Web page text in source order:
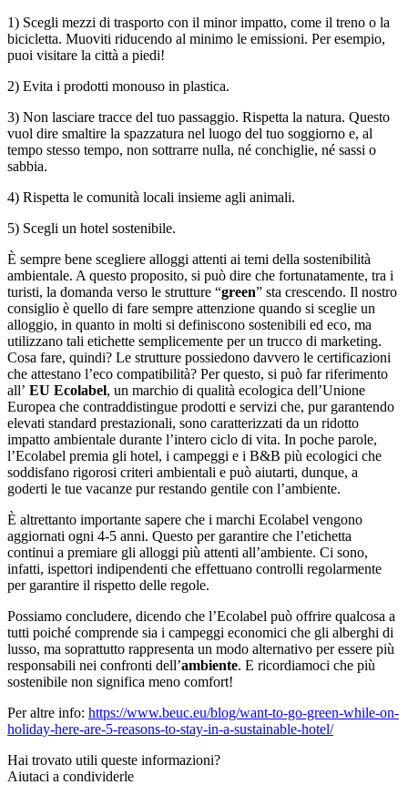
1) Scegli mezzi di trasporto con il minor impatto, come il treno o la
bicicletta. Muoviti riducendo al minimo le emissioni. Per esempio,
puoi visitare la città a piedi!
2) Evita i prodotti monouso in plastica.
3) Non lasciare tracce del tuo passaggio. Rispetta la natura. Questo
vuol dire smaltire la spazzatura nel luogo del tuo soggiorno e, al
tempo stesso tempo, non sottrarre nulla, né conchiglie, né sassi o
sabbia.
4) Rispetta le comunità locali insieme agli animali.
5) Scegli un hotel sostenibile.
È sempre bene scegliere alloggi attenti ai temi della sostenibilità
ambientale. A questo proposito, si può dire che fortunatamente, tra i
turisti, la domanda verso le strutture “green” sta crescendo. Il nostro
consiglio è quello di fare sempre attenzione quando si sceglie un
alloggio, in quanto in molti si definiscono sostenibili ed eco, ma
utilizzano tali etichette semplicemente per un trucco di marketing.
Cosa fare, quindi? Le strutture possiedono davvero le certificazioni
che attestano l’eco compatibilità? Per questo, si può far riferimento
all’ EU Ecolabel, un marchio di qualità ecologica dell’Unione
Europea che contraddistingue prodotti e servizi che, pur garantendo
elevati standard prestazionali, sono caratterizzati da un ridotto
impatto ambientale durante l’intero ciclo di vita. In poche parole,
l’Ecolabel premia gli hotel, i campeggi e i B&B più ecologici che
soddisfano rigorosi criteri ambientali e può aiutarti, dunque, a
goderti le tue vacanze pur restando gentile con l’ambiente.
È altrettanto importante sapere che i marchi Ecolabel vengono
aggiornati ogni 4-5 anni. Questo per garantire che l’etichetta
continui a premiare gli alloggi più attenti all’ambiente. Ci sono,
infatti, ispettori indipendenti che effettuano controlli regolarmente
per garantire il rispetto delle regole.
Possiamo concludere, dicendo che l’Ecolabel può offrire qualcosa a
tutti poiché comprende sia i campeggi economici che gli alberghi di
lusso, ma soprattutto rappresenta un modo alternativo per essere più
responsabili nei confronti dell’ambiente. E ricordiamoci che più
sostenibile non significa meno comfort!
Per altre info: https://www.beuc.eu/blog/want-to-go-green-while-on-
holiday-here-are-5-reasons-to-stay-in-a-sustainable-hotel/
Hai trovato utili queste informazioni?
Aiutaci a condividerle